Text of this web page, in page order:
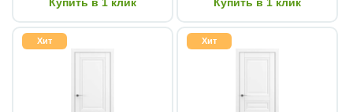
Хит Хит